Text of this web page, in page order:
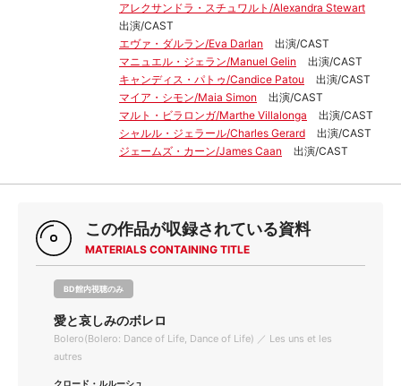
アレクサンドラ・スチュワルト/Alexandra Stewart
出演/CAST
エヴァ・ダルラン/Eva Darlan
出演/CAST
マニュエル・ジェラン/Manuel Gelin
出演/CAST
キャンディス・パトゥ/Candice Patou
出演/CAST
マイア・シモン/Maia Simon
出演/CAST
マルト・ビラロンガ/Marthe Villalonga
出演/CAST
シャルル・ジェラール/Charles Gerard
出演/CAST
ジェームズ・カーン/James Caan
出演/CAST
この作品が収録されている資料
MATERIALS CONTAINING TITLE
BD館内視聴のみ
愛と哀しみのボレロ
Bolero(Bolero: Dance of Life, Dance of Life) ／ Les uns et les
autres
クロード・ルルーシュ